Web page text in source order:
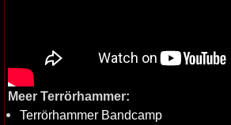
Meer Terrörhammer:
Terrörhammer Bandcamp